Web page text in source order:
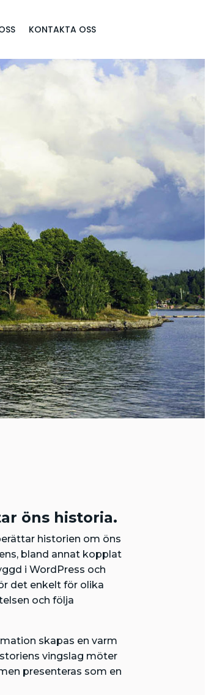
KONTAKTA OSS
öns historia.
historien om öns
bland annat kopplat
i WordPress och
det enkelt för olika
och följa
skapas en varm
vingslag möter
presenteras som en